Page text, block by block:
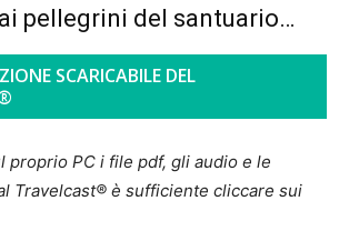
pellegrini del santuario…
SCARICABILE DEL
proprio PC i file pdf, gli audio e le
Travelcast® è sufficiente cliccare sui